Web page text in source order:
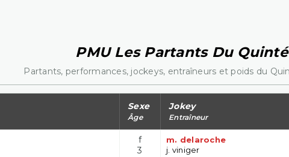
PMU Les Partants Du Quinté
Partants, performances, jockeys, entraîneurs et poids du
Sexe
Âge
Jokey
Entraîneur
f
3
m. delaroche
j. viniger